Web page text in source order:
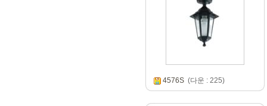
4576S(다운 : 225)